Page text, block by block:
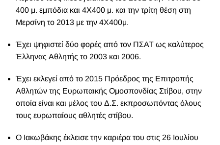
400 μ. εμπόδια και 4Χ400 μ. και την τρίτη θέση στη
Μερσίνη το 2013 με την 4Χ400μ.
Έχει ψηφιστεί δύο φορές από τον ΠΣΑΤ ως καλύτερος
Έλληνας Αθλητής το 2003 και 2006.
Έχει εκλεγεί από το 2015 Πρόεδρος της Επιτροπής
Αθλητών της Ευρωπαικής Ομοσπονδίας Στίβου, στην
οποία είναι και μέλος του Δ.Σ. εκπροσωπόντας όλους
τους ευρωπαίους αθλητές στίβου.
Ο Ιακωβάκης έκλεισε την καριέρα του στις 26 Ιουλίου